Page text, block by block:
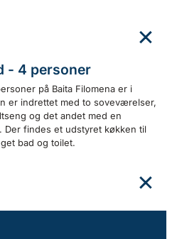
- 4 personer
på Baita Filomena er i
er indrettet med to soveværelser,
og det andet med en
Der findes et udstyret køkken til
bad og toilet.